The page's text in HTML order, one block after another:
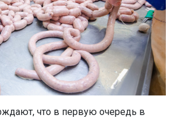
что в первую очередь в